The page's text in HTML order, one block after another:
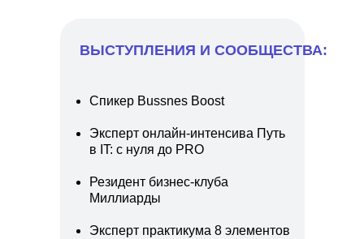
Спикер Bussnes Boost
Эксперт онлайн-интенсива Путь
в IT: с нуля до PRO
Резидент бизнес-клуба
Миллиарды
Эксперт практикума 8 элементов
ВЫСТУПЛЕНИЯ И СООБЩЕСТВА: